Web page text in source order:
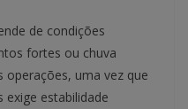
de condições
fortes ou chuva
operações, uma vez que
estabilidade